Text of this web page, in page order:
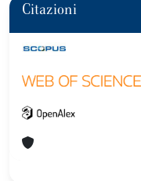
Citazioni